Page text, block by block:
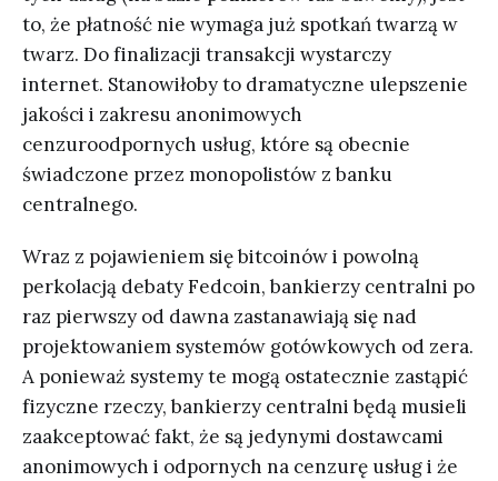
to, że płatność nie wymaga już spotkań twarzą w
twarz. Do finalizacji transakcji wystarczy
internet. Stanowiłoby to dramatyczne ulepszenie
jakości i zakresu anonimowych
cenzuroodpornych usług, które są obecnie
świadczone przez monopolistów z banku
centralnego.
Wraz z pojawieniem się bitcoinów i powolną
perkolacją debaty Fedcoin, bankierzy centralni po
raz pierwszy od dawna zastanawiają się nad
projektowaniem systemów gotówkowych od zera.
A ponieważ systemy te mogą ostatecznie zastąpić
fizyczne rzeczy, bankierzy centralni będą musieli
zaakceptować fakt, że są jedynymi dostawcami
anonimowych i odpornych na cenzurę usług i że